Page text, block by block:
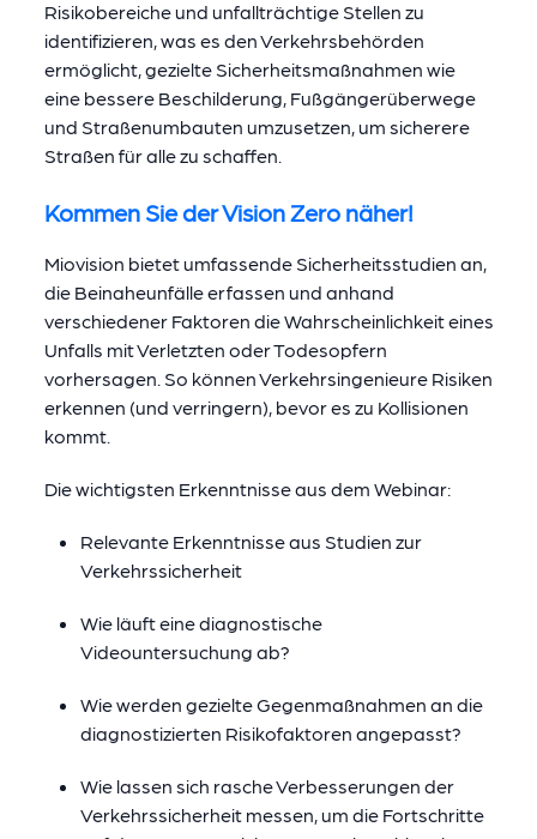
Risikobereiche und unfallträchtige Stellen zu
identifizieren, was es den Verkehrsbehörden
ermöglicht, gezielte Sicherheitsmaßnahmen wie
eine bessere Beschilderung, Fußgängerüberwege
und Straßenumbauten umzusetzen, um sicherere
Straßen für alle zu schaffen.
Kommen Sie der Vision Zero näher!
Miovision bietet umfassende Sicherheitsstudien an,
die Beinaheunfälle erfassen und anhand
verschiedener Faktoren die Wahrscheinlichkeit eines
Unfalls mit Verletzten oder Todesopfern
vorhersagen. So können Verkehrsingenieure Risiken
erkennen (und verringern), bevor es zu Kollisionen
kommt.
Die wichtigsten Erkenntnisse aus dem Webinar:
Relevante Erkenntnisse aus Studien zur
Verkehrssicherheit
Wie läuft eine diagnostische
Videountersuchung ab?
Wie werden gezielte Gegenmaßnahmen an die
diagnostizierten Risikofaktoren angepasst?
Wie lassen sich rasche Verbesserungen der
Verkehrssicherheit messen, um die Fortschritte